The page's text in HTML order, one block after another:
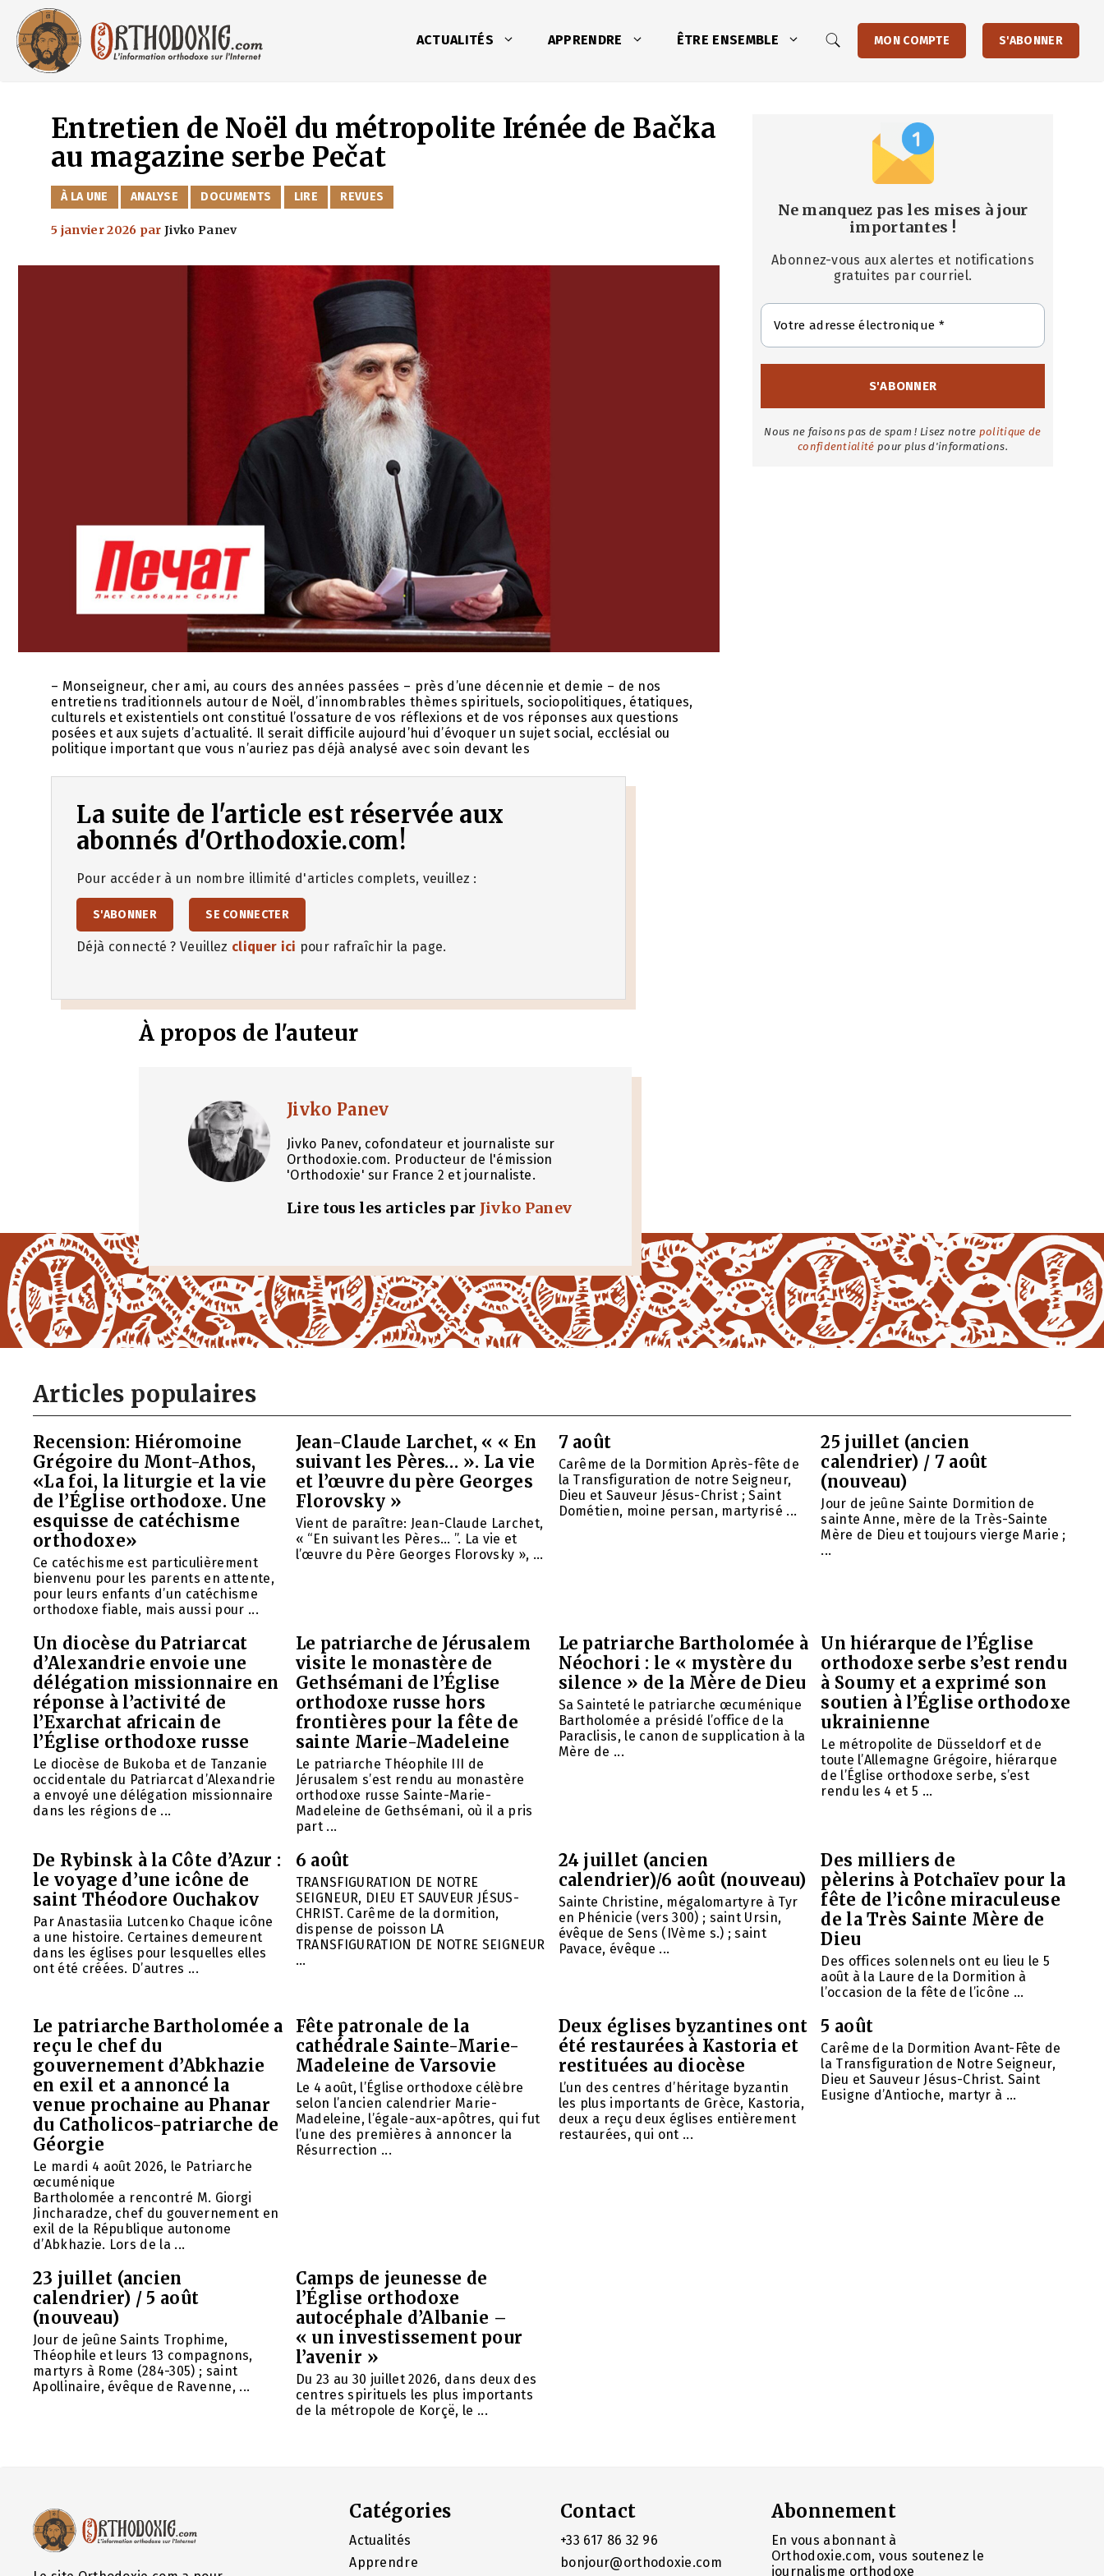
contenu
ACTUALITÉS APPRENDRE ÊTRE ENSEMBLE MON COMPTE S'ABONNER
Entretien de Noël du métropolite Irénée de Bačka
au magazine serbe Pečat
CATÉGORIES
À LA UNE ANALYSE DOCUMENTS LIRE REVUES
5 janvier 2026 parJivko Panev
– Monseigneur, cher ami, au cours des années passées – près d’une décennie et demie – de nos
entretiens traditionnels autour de Noël, d’innombrables thèmes spirituels, sociopolitiques, étatiques,
culturels et existentiels ont constitué l’ossature de vos réflexions et de vos réponses aux questions
posées et aux sujets d’actualité. Il serait difficile aujourd’hui d’évoquer un sujet social, ecclésial ou
politique important que vous n’auriez pas déjà analysé avec soin devant les
La suite de l'article est réservée aux
abonnés d'Orthodoxie.com!
Pour accéder à un nombre illimité d'articles complets, veuillez :
S'ABONNER SE CONNECTER
Déjà connecté ? Veuillez cliquer ici pour rafraîchir la page.
À propos de l'auteur
Jivko Panev
Jivko Panev, cofondateur et journaliste sur
Orthodoxie.com. Producteur de l'émission
'Orthodoxie' sur France 2 et journaliste.
Lire tous les articles par Jivko Panev
Ne manquez pas les mises à jour
importantes !
Abonnez-vous aux alertes et notifications
gratuites par courriel.
Nous ne faisons pas de spam ! Lisez notre politique de
confidentialité pour plus d'informations.
Articles populaires
Recension: Hiéromoine
Grégoire du Mont-Athos,
«La foi, la liturgie et la vie
de l’Église orthodoxe. Une
esquisse de catéchisme
orthodoxe»
Ce catéchisme est particulièrement
bienvenu pour les parents en attente,
pour leurs enfants d’un catéchisme
orthodoxe fiable, mais aussi pour ...
Jean-Claude Larchet, « « En
suivant les Pères… ». La vie
et l’œuvre du père Georges
Florovsky »
Vient de paraître: Jean-Claude Larchet,
« “En suivant les Pères… ”. La vie et
l’œuvre du Père Georges Florovsky », ...
7 août
Carême de la Dormition Après-fête de
la Transfiguration de notre Seigneur,
Dieu et Sauveur Jésus-Christ ; Saint
Dométien, moine persan, martyrisé ...
25 juillet (ancien
calendrier) / 7 août
(nouveau)
Jour de jeûne Sainte Dormition de
sainte Anne, mère de la Très-Sainte
Mère de Dieu et toujours vierge Marie ;
...
Un diocèse du Patriarcat
d’Alexandrie envoie une
délégation missionnaire en
réponse à l’activité de
l’Exarchat africain de
l’Église orthodoxe russe
Le diocèse de Bukoba et de Tanzanie
occidentale du Patriarcat d’Alexandrie
a envoyé une délégation missionnaire
dans les régions de ...
Le patriarche de Jérusalem
visite le monastère de
Gethsémani de l’Église
orthodoxe russe hors
frontières pour la fête de
sainte Marie-Madeleine
Le patriarche Théophile III de
Jérusalem s’est rendu au monastère
orthodoxe russe Sainte-Marie-
Madeleine de Gethsémani, où il a pris
part ...
Le patriarche Bartholomée à
Néochori : le « mystère du
silence » de la Mère de Dieu
Sa Sainteté le patriarche œcuménique
Bartholomée a présidé l’office de la
Paraclisis, le canon de supplication à la
Mère de ...
Un hiérarque de l’Église
orthodoxe serbe s’est rendu
à Soumy et a exprimé son
soutien à l’Église orthodoxe
ukrainienne
Le métropolite de Düsseldorf et de
toute l’Allemagne Grégoire, hiérarque
de l’Église orthodoxe serbe, s’est
rendu les 4 et 5 ...
De Rybinsk à la Côte d’Azur :
le voyage d’une icône de
saint Théodore Ouchakov
Par Anastasiia Lutcenko Chaque icône
a une histoire. Certaines demeurent
dans les églises pour lesquelles elles
ont été créées. D’autres ...
6 août
TRANSFIGURATION DE NOTRE
SEIGNEUR, DIEU ET SAUVEUR JÉSUS-
CHRIST. Carême de la dormition,
dispense de poisson LA
TRANSFIGURATION DE NOTRE SEIGNEUR
...
24 juillet (ancien
calendrier)/6 août (nouveau)
Sainte Christine, mégalomartyre à Tyr
en Phénicie (vers 300) ; saint Ursin,
évêque de Sens (IVème s.) ; saint
Pavace, évêque ...
Des milliers de
pèlerins à Potchaïev pour la
fête de l’icône miraculeuse
de la Très Sainte Mère de
Dieu
Des offices solennels ont eu lieu le 5
août à la Laure de la Dormition à
l’occasion de la fête de l’icône ...
Le patriarche Bartholomée a
reçu le chef du
gouvernement d’Abkhazie
en exil et a annoncé la
venue prochaine au Phanar
du Catholicos-patriarche de
Géorgie
Le mardi 4 août 2026, le Patriarche
œcuménique
Bartholomée a rencontré M. Giorgi
Jincharadze, chef du gouvernement en
exil de la République autonome
d’Abkhazie. Lors de la ...
Fête patronale de la
cathédrale Sainte-Marie-
Madeleine de Varsovie
Le 4 août, l’Église orthodoxe célèbre
selon l’ancien calendrier Marie-
Madeleine, l’égale-aux-apôtres, qui fut
l’une des premières à annoncer la
Résurrection ...
Deux églises byzantines ont
été restaurées à Kastoria et
restituées au diocèse
L’un des centres d’héritage byzantin
les plus importants de Grèce, Kastoria,
deux a reçu deux églises entièrement
restaurées, qui ont ...
5 août
Carême de la Dormition Avant-Fête de
la Transfiguration de Notre Seigneur,
Dieu et Sauveur Jésus-Christ. Saint
Eusigne d’Antioche, martyr à ...
23 juillet (ancien
calendrier) / 5 août
(nouveau)
Jour de jeûne Saints Trophime,
Théophile et leurs 13 compagnons,
martyrs à Rome (284-305) ; saint
Apollinaire, évêque de Ravenne, ...
Camps de jeunesse de
l’Église orthodoxe
autocéphale d’Albanie –
« un investissement pour
l’avenir »
Du 23 au 30 juillet 2026, dans deux des
centres spirituels les plus importants
de la métropole de Korçë, le ...
Catégories
Actualités
Apprendre
Contact
+33 617 86 32 96
bonjour@orthodoxie.com
Abonnement
En vous abonnant à
Orthodoxie.com, vous soutenez le
journalisme orthodoxe